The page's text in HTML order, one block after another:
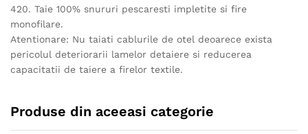
420. Taie 100% snururi pescaresti impletite si fire
monofilare.
Atentionare: Nu taiati cablurile de otel deoarece exista
pericolul deteriorarii lamelor detaiere si reducerea
capacitatii de taiere a firelor textile.
Produse din aceeasi categorie